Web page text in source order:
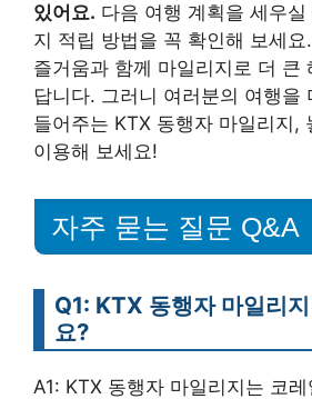
있어요. 다음 여행 계획을 세우
지 적립 방법을 꼭 확인해 보세
즐거움과 함께 마일리지로 더 큰
답니다. 그러니 여러분의 여행을
들어주는 KTX 동행자 마일리지,
이용해 보세요!
자주 묻는 질문 Q&A
Q1: KTX 동행자 마일리
요?
A1: KTX 동행자 마일리지는 코